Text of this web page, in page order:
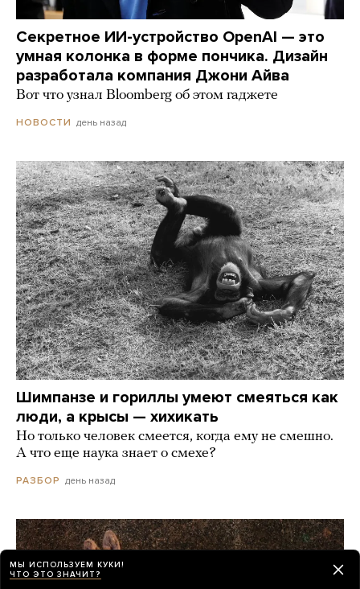
Секретное ИИ-устройство OpenAI — это
умная колонка в форме пончика. Дизайн
разработала компания Джони Айва
Вот что узнал Bloomberg об этом гаджете
НОВОСТИ день назад
Шимпанзе и гориллы умеют смеяться как
люди, а крысы — хихикать
Но только человек смеется, когда ему не смешно.
А что еще наука знает о смехе?
РАЗБОР день назад
МЫ ИСПОЛЬЗУЕМ КУКИ!
ЧТО ЭТО ЗНАЧИТ?